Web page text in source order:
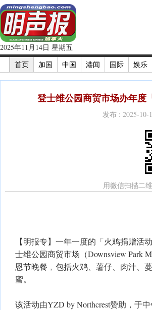
2025年11月14日 星期五
首页
加国 中国 港闻 国际 娱乐
登士维公园商贸市场办年度
发布 : 2025-
用微信扫描二
【明报专】一年一度的「火鸡捐赠活
士维公园商贸市场（Downsview Park
恩节晚餐﹐包括火鸡、薯仔、肉汁、
蜜。
该活动由YZD by Northcrest赞助，于中